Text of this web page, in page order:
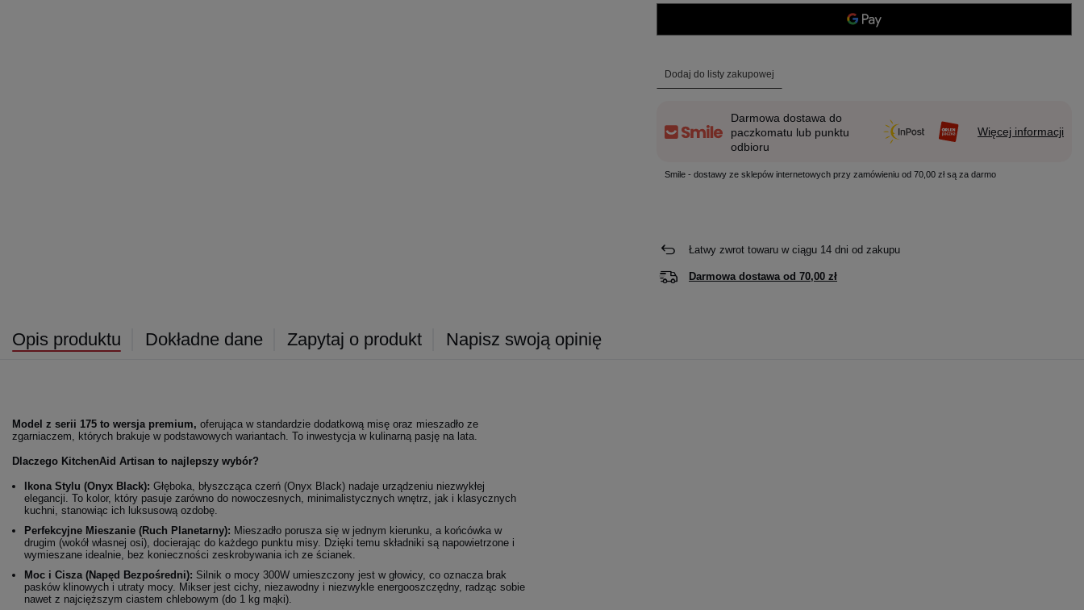
Dodaj do listy zakupowej
Darmowa dostawa do
paczkomatu lub punktu
odbioru
Więcej informacji
Smile - dostawy ze sklepów internetowych przy zamówieniu od 70,00 zł są za darmo
Łatwy zwrot towaru w ciągu 14dni od zakupu
Darmowa dostawa od 70,00 zł
Opis produktu Dokładne dane Zapytaj o produkt Napisz swoją opinię
Model z serii 175 to wersja premium, oferująca w standardzie dodatkową misę oraz mieszadło ze
zgarniaczem, których brakuje w podstawowych wariantach. To inwestycja w kulinarną pasję na lata.
Dlaczego KitchenAid Artisan to najlepszy wybór?
Ikona Stylu (Onyx Black): Głęboka, błyszcząca czerń (Onyx Black) nadaje urządzeniu niezwykłej
elegancji. To kolor, który pasuje zarówno do nowoczesnych, minimalistycznych wnętrz, jak i klasycznych
kuchni, stanowiąc ich luksusową ozdobę.
Perfekcyjne Mieszanie (Ruch Planetarny): Mieszadło porusza się w jednym kierunku, a końcówka w
drugim (wokół własnej osi), docierając do każdego punktu misy. Dzięki temu składniki są napowietrzone i
wymieszane idealnie, bez konieczności zeskrobywania ich ze ścianek.
Moc i Cisza (Napęd Bezpośredni): Silnik o mocy 300W umieszczony jest w głowicy, co oznacza brak
pasków klinowych i utraty mocy. Mikser jest cichy, niezawodny i niezwykle energooszczędny, radząc sobie
nawet z najcięższym ciastem chlebowym (do 1 kg mąki).